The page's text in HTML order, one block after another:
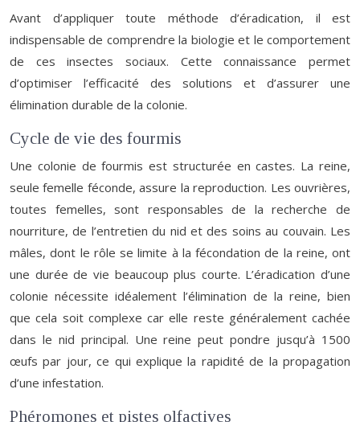
Avant d’appliquer toute méthode d’éradication, il est
indispensable de comprendre la biologie et le comportement
de ces insectes sociaux. Cette connaissance permet
d’optimiser l’efficacité des solutions et d’assurer une
élimination durable de la colonie.
Cycle de vie des fourmis
Une colonie de fourmis est structurée en castes. La reine,
seule femelle féconde, assure la reproduction. Les ouvrières,
toutes femelles, sont responsables de la recherche de
nourriture, de l’entretien du nid et des soins au couvain. Les
mâles, dont le rôle se limite à la fécondation de la reine, ont
une durée de vie beaucoup plus courte. L’éradication d’une
colonie nécessite idéalement l’élimination de la reine, bien
que cela soit complexe car elle reste généralement cachée
dans le nid principal. Une reine peut pondre jusqu’à 1500
œufs par jour, ce qui explique la rapidité de la propagation
d’une infestation.
Phéromones et pistes olfactives